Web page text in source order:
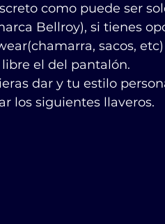
como puede ser
Bellroy), si tienes
sacos,
el del pantalón.
dar y tu estilo
los siguientes llaveros.